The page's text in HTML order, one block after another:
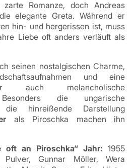
Romanze, doch Andreas
elegante Greta. Während er
hin- und hergerissen ist, muss
Liebe oft anders verläuft als
seinen nostalgischen Charme,
und eine
auch melancholische
Besonders die ungarische
hinreißende Darstellung
als Piroschka machen ihn
oft an Piroschka“ Jahr: 1955
Pulver, Gunnar Möller, Wera